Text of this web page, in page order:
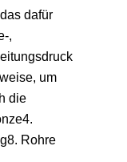
dafür
,
um
die
Rohre